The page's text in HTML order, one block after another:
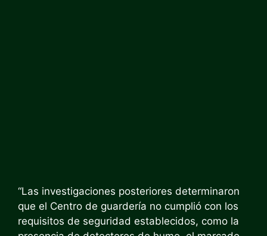
“Las investigaciones posteriores determinaron
que el Centro de guardería no cumplió con los
requisitos de seguridad establecidos, como la